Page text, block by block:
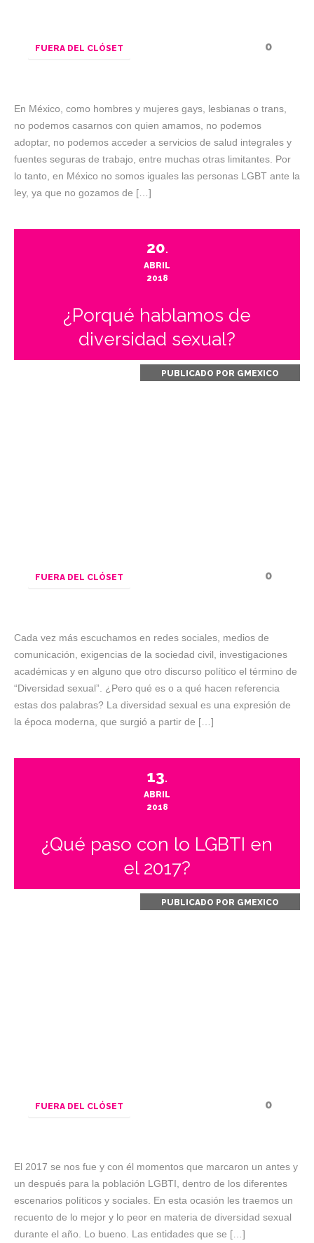
FUERA DEL CLÓSET 0
En México, como hombres y mujeres gays, lesbianas o trans,
no podemos casarnos con quien amamos, no podemos
adoptar, no podemos acceder a servicios de salud integrales y
fuentes seguras de trabajo, entre muchas otras limitantes. Por
lo tanto, en México no somos iguales las personas LGBT ante la
ley, ya que no gozamos de […]
20.
ABRIL
2018
¿Porqué hablamos de
diversidad sexual?
PUBLICADO POR GMEXICO
FUERA DEL CLÓSET 0
Cada vez más escuchamos en redes sociales, medios de
comunicación, exigencias de la sociedad civil, investigaciones
académicas y en alguno que otro discurso político el término de
“Diversidad sexual”. ¿Pero qué es o a qué hacen referencia
estas dos palabras? La diversidad sexual es una expresión de
la época moderna, que surgió a partir de […]
13.
ABRIL
2018
¿Qué paso con lo LGBTI en
el 2017?
PUBLICADO POR GMEXICO
FUERA DEL CLÓSET 0
El 2017 se nos fue y con él momentos que marcaron un antes y
un después para la población LGBTI, dentro de los diferentes
escenarios políticos y sociales. En esta ocasión les traemos un
recuento de lo mejor y lo peor en materia de diversidad sexual
durante el año. Lo bueno. Las entidades que se […]